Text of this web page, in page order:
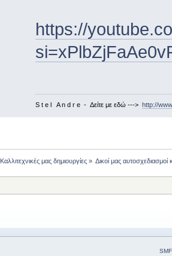
https://
S t e l A n d r e - Δείτε με εδώ ---> http://
Καλλιτεχνικές μας δημιουργίες» Δικοί μας αυτοσχεδιασμοί